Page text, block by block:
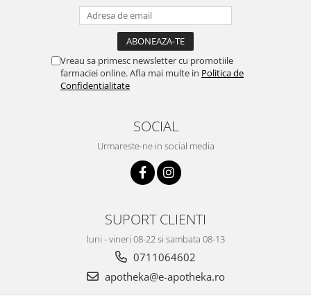
Vreau sa primesc newsletter cu promotiile
farmaciei online. Afla mai multe in Politica de
Confidentialitate
SOCIAL
Urmareste-ne in social media
SUPORT CLIENTI
luni - vineri 08-22 si sambata 08-13
0711064602
apotheka@e-apotheka.ro